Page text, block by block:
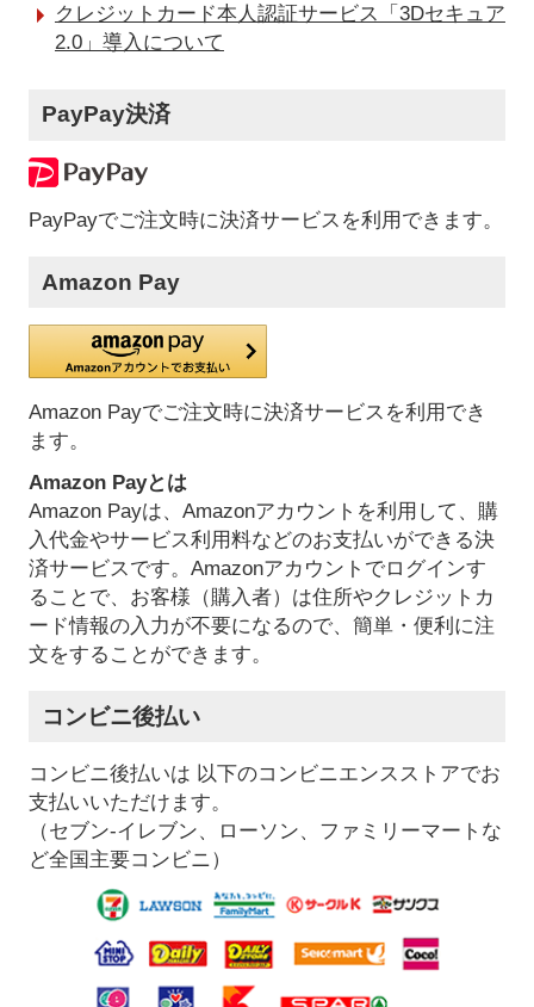
クレジットカード本人認証サービス「3Dセキュア
2.0」導入について
PayPay決済
PayPayでご注文時に決済サービスを利用できます。
Amazon Pay
Amazon Payでご注文時に決済サービスを利用でき
ます。
Amazon Payとは
Amazon Payは、Amazonアカウントを利用して、購
入代金やサービス利用料などのお支払いができる決
済サービスです。Amazonアカウントでログインす
ることで、お客様（購入者）は住所やクレジットカ
ード情報の入力が不要になるので、簡単・便利に注
文をすることができます。
コンビニ後払い
コンビニ後払いは 以下のコンビニエンスストアでお
支払いいただけます。
（セブン-イレブン、ローソン、ファミリーマートな
ど全国主要コンビニ）